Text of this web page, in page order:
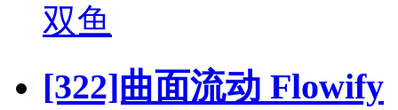
双鱼
[322]曲面流动 Flowify